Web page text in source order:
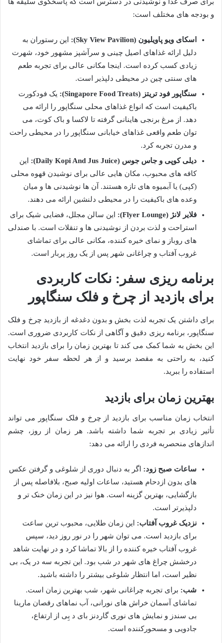
و بودجه های مختلف است:
اسکای ویو پاویلیون (Sky View Pavilion):
این رستوران به
دلیل ارائه غذاهای اصیل چینی و سرآشپز مشهور خود، شهرت
زیادی کسب کرده است. اینجا مکانی عالی برای تجربه طعم
های سنتی چین در محیطی دلپذیر است.
سنگاپور فود تریتز (Singapore Food Treats):
یک فودکورت
باکیفیت است که انواع غذاهای محلی سنگاپور را ارائه می
دهد. از مرغ برنجی هاینانی گرفته تا لاکسا و باک کوت، می
توان طعم واقعی غذاهای خیابانی سنگاپور را در محیطی راحت
و مدرن تجربه کرد.
دیلی کوپی و جاس جوس (Daily Kopi And Jus Juice):
این
کافه های محبوب، مکان هایی عالی برای نوشیدن قهوه محلی
(کپی) یا آبمیوه های تازه هستند. آن ها نوشیدنی ها و میان
وعده های باکیفیت را در محیطی دلنشین ارائه می دهند.
فلایر لانژ (Flyer Lounge):
این سالن مجلل، فضایی شیک برای
استراحت و لذت بردن از نوشیدنی ها و تنقلات است. با صندلی
های روباز و نمای خیره کننده، مکانی عالی برای تماشای
غروب آفتاب و چراغانی شهر پس از یک روز پربار است.
برنامه ریزی سفر: نکات کاربردی
برای بازدید از چرخ و فلک سنگاپور
برای داشتن یک تجربه لذت بخش و بدون دغدغه از بازدید چرخ و فلک
سنگاپور، برنامه ریزی دقیق و آگاهی از نکات کاربردی ضروری است.
این بخش به شما کمک می کند تا بهترین زمان را برای بازدید انتخاب
کنید، به راحتی به مقصد برسید و از هر لحظه سفر خود نهایت
استفاده را ببرید.
بهترین زمان برای بازدید
انتخاب زمان مناسب برای بازدید از چرخ و فلک سنگاپور می تواند
تأثیر زیادی بر تجربه شما داشته باشد. هر زمان از روز، چشم
اندازهای منحصربه فردی را ارائه می دهد:
ساعات صبح زود: اگر به دنبال دوری از شلوغی و گرفتن عکس
های بدون ازدحام هستید، ساعات اولیه صبح، بلافاصله پس از
بازگشایی، بهترین گزینه است. هوا نیز در این زمان خنک تر و
دلپذیرتر است.
نزدیک غروب آفتاب: این زمان طلایی، محبوب ترین ساعت
برای بازدید است. می توان شهر را در نور روز دید، سپس
غروب آفتاب خیره کننده را از بالا تماشا کرد و در نهایت شاهد
درخشش چراغ های شهر در شب بود. این تجربه سه در یک، بی
نظیر است، اما انتظار شلوغی بیشتر را داشته باشید.
شب: برای تجربه چراغانی شهر، شب بهترین زمان است.
تماشای آسمان خراش های نورانی، آب نماهای رقصان مارینا
بی سندز و نمایش های نوری گاردنز بای د بِی از ارتفاع،
جادویی و مسحورکننده است.